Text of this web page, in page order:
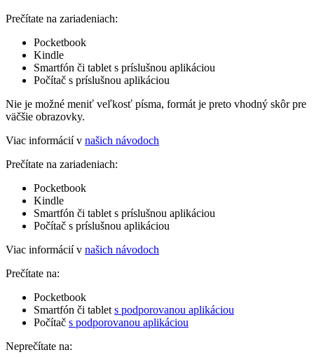
Prečítate na zariadeniach:
Pocketbook
Kindle
Smartfón či tablet s príslušnou aplikáciou
Počítač s príslušnou aplikáciou
Nie je možné meniť veľkosť písma, formát je preto vhodný skôr pre
väčšie obrazovky.
Viac informácií v našich návodoch
Prečítate na zariadeniach:
Pocketbook
Kindle
Smartfón či tablet s príslušnou aplikáciou
Počítač s príslušnou aplikáciou
Viac informácií v našich návodoch
Prečítate na:
Pocketbook
Smartfón či tablet s podporovanou aplikáciou
Počítač s podporovanou aplikáciou
Neprečítate na: